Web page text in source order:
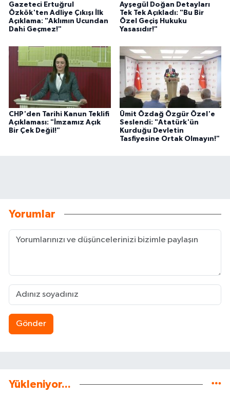
Gazeteci Ertuğrul
Özkök'ten Adliye Çıkışı İlk
Açıklama: "Aklımın Ucundan
Dahi Geçmez!"
Ayşegül Doğan Detayları
Tek Tek Açıkladı: "Bu Bir
Özel Geçiş Hukuku
Yasasıdır!"
CHP'den Tarihi Kanun Teklifi
Açıklaması: "İmzamız Açık
Bir Çek Değil!"
Ümit Özdağ Özgür Özel'e
Seslendi: "Atatürk'ün
Kurduğu Devletin
Tasfiyesine Ortak Olmayın!"
Yorumlar
Gönder
Yükleniyor...